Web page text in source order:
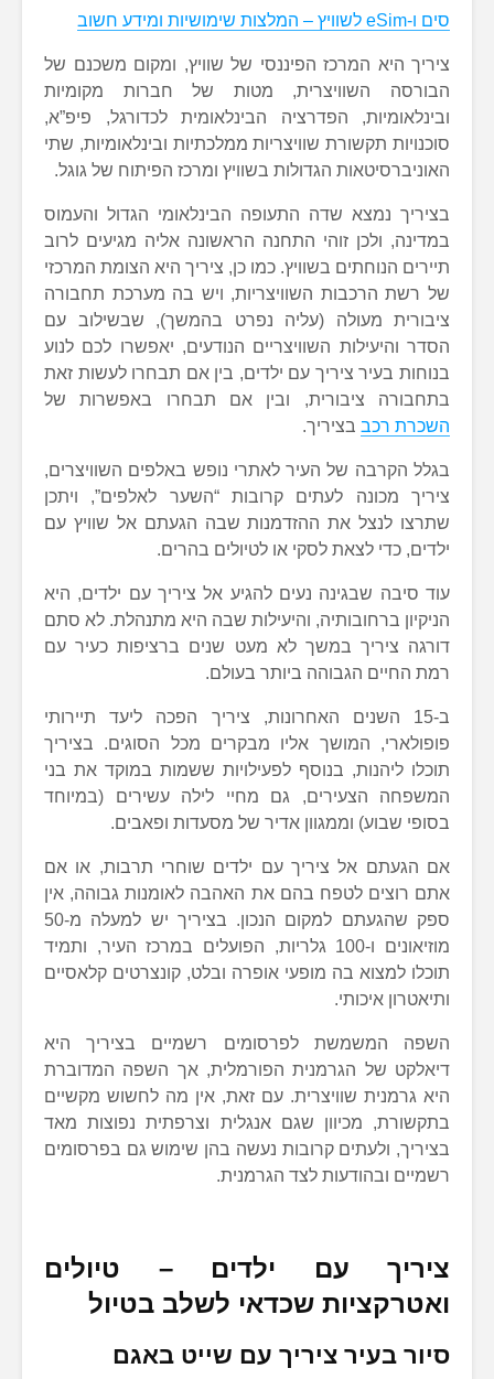
סים ו-eSim לשוויץ – המלצות שימושיות ומידע חשוב
ציריך היא המרכז הפיננסי של שוויץ, ומקום משכנם של
הבורסה השוויצרית, מטות של חברות מקומיות
ובינלאומיות, הפדרציה הבינלאומית לכדורגל, פיפ”א,
סוכנויות תקשורת שוויצריות ממלכתיות ובינלאומיות, שתי
האוניברסיטאות הגדולות בשוויץ ומרכז הפיתוח של גוגל.
בציריך נמצא שדה התעופה הבינלאומי הגדול והעמוס
במדינה, ולכן זוהי התחנה הראשונה אליה מגיעים לרוב
תיירים הנוחתים בשוויץ. כמו כן, ציריך היא הצומת המרכזי
של רשת הרכבות השוויצריות, ויש בה מערכת תחבורה
ציבורית מעולה (עליה נפרט בהמשך), שבשילוב עם
הסדר והיעילות השוויצריים הנודעים, יאפשרו לכם לנוע
בנוחות בעיר ציריך עם ילדים, בין אם תבחרו לעשות זאת
בתחבורה ציבורית, ובין אם תבחרו באפשרות של
השכרת רכב בציריך.
בגלל הקרבה של העיר לאתרי נופש באלפים השוויצרים,
ציריך מכונה לעתים קרובות “השער לאלפים”, ויתכן
שתרצו לנצל את ההזדמנות שבה הגעתם אל שוויץ עם
ילדים, כדי לצאת לסקי או לטיולים בהרים.
עוד סיבה שבגינה נעים להגיע אל ציריך עם ילדים, היא
הניקיון ברחובותיה, והיעילות שבה היא מתנהלת. לא סתם
דורגה ציריך במשך לא מעט שנים ברציפות כעיר עם
רמת החיים הגבוהה ביותר בעולם.
ב-15 השנים האחרונות, ציריך הפכה ליעד תיירותי
פופולארי, המושך אליו מבקרים מכל הסוגים. בציריך
תוכלו ליהנות, בנוסף לפעילויות ששמות במוקד את בני
המשפחה הצעירים, גם מחיי לילה עשירים (במיוחד
בסופי שבוע) וממגוון אדיר של מסעדות ופאבים.
אם הגעתם אל ציריך עם ילדים שוחרי תרבות, או אם
אתם רוצים לטפח בהם את האהבה לאומנות גבוהה, אין
ספק שהגעתם למקום הנכון. בציריך יש למעלה מ-50
מוזיאונים ו-100 גלריות, הפועלים במרכז העיר, ותמיד
תוכלו למצוא בה מופעי אופרה ובלט, קונצרטים קלאסיים
ותיאטרון איכותי.
השפה המשמשת לפרסומים רשמיים בציריך היא
דיאלקט של הגרמנית הפורמלית, אך השפה המדוברת
היא גרמנית שוויצרית. עם זאת, אין מה לחשוש מקשיים
בתקשורת, מכיוון שגם אנגלית וצרפתית נפוצות מאד
בציריך, ולעתים קרובות נעשה בהן שימוש גם בפרסומים
רשמיים ובהודעות לצד הגרמנית.
ציריך עם ילדים – טיולים
ואטרקציות שכדאי לשלב בטיול
סיור בעיר ציריך עם שייט באגם